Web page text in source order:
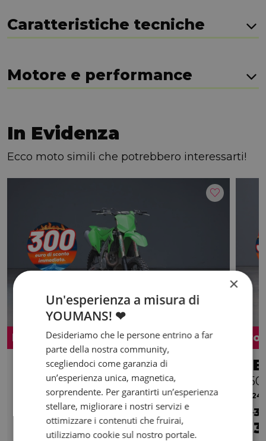
Caratteristiche tecniche
Motore e performance
In Evidenza
Ecco moto simili che potrebbero interessarti!
Promo
KAWASAKI KX 450
2022 | 0 km | 449 cc | 0 Hp | 0 Kw
€ 5.100
4.800 € 94 /mese
2024
€
×
Un'esperienza a misura di
YOUMANS! ❤
Desideriamo che le persone entrino a far
parte della nostra community,
scegliendoci come garanzia di
un’esperienza unica, magnetica,
sorprendente. Per garantirti un’esperienza
stellare, migliorare i nostri servizi e
ottimizzare i contenuti che fruirai,
utilizziamo cookie sul nostro portale.